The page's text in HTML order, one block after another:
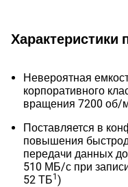
Характеристики
Невероятная
корпоративного
вращения 7200 об/
Поставляется в
повышения
передачи данных
510 МБ/с при
52 ТБ1 )